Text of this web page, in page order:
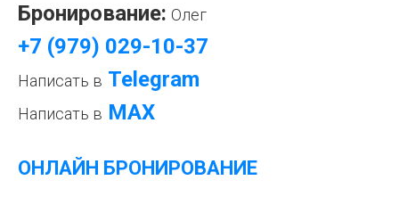
Бронирование: Олег
+7 (979) 029-10-37
Написать в Telegram
Написать в МАХ
ОНЛАЙН БРОНИРОВАНИЕ